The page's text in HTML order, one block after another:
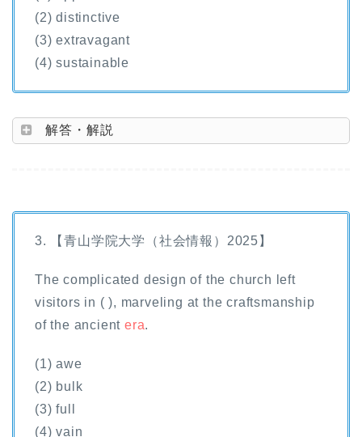
(2) distinctive
(3) extravagant
(4) sustainable
解答・解説
3. 【青山学院大学（社会情報）2025】
The complicated design of the church left
visitors in ( ), marveling at the craftsmanship
of the ancientera.
(1) awe
(2) bulk
(3) full
(4) vain